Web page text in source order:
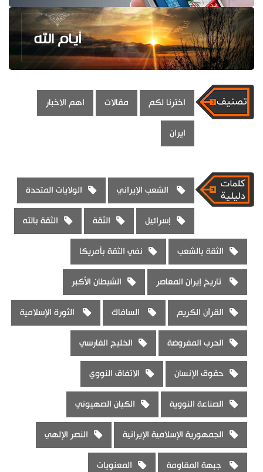
اخترنا لكم مقالات اهم الاخبار
ايران
الشعب الإيراني الولايات المتحدة
إسرائيل الثقة الثقة بالله
الثقة بالشعب نفي الثقة بأمريكا
تاريخ إيران المعاصر الشيطان الأكبر
القرآن الكريم السافاك الثورة الإسلامية
الحرب المفروضة الخليج الفارسي
حقوق الإنسان الاتفاق النووي
الصناعة النووية الكيان الصهيوني
الجمهورية الإسلامية الإيرانية النصر الإلهي
جبهة المقاومة المعنويات